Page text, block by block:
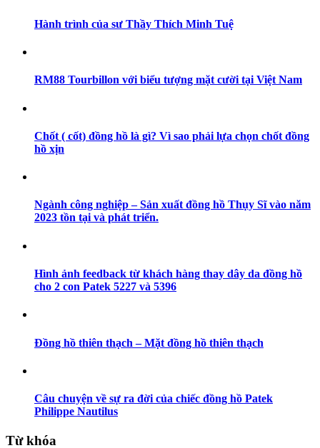
Hành trình của sư Thầy Thích Minh Tuệ
RM88 Tourbillon với biểu tượng mặt cười tại Việt Nam
Chốt ( cốt) đồng hồ là gì? Vì sao phải lựa chọn chốt đồng
hồ xịn
Ngành công nghiệp – Sản xuất đồng hồ Thụy Sĩ vào năm
2023 tồn tại và phát triển.
Hình ảnh feedback từ khách hàng thay dây da đồng hồ
cho 2 con Patek 5227 và 5396
Đồng hồ thiên thạch – Mặt đồng hồ thiên thạch
Câu chuyện về sự ra đời của chiếc đồng hồ Patek
Philippe Nautilus
Từ khóa